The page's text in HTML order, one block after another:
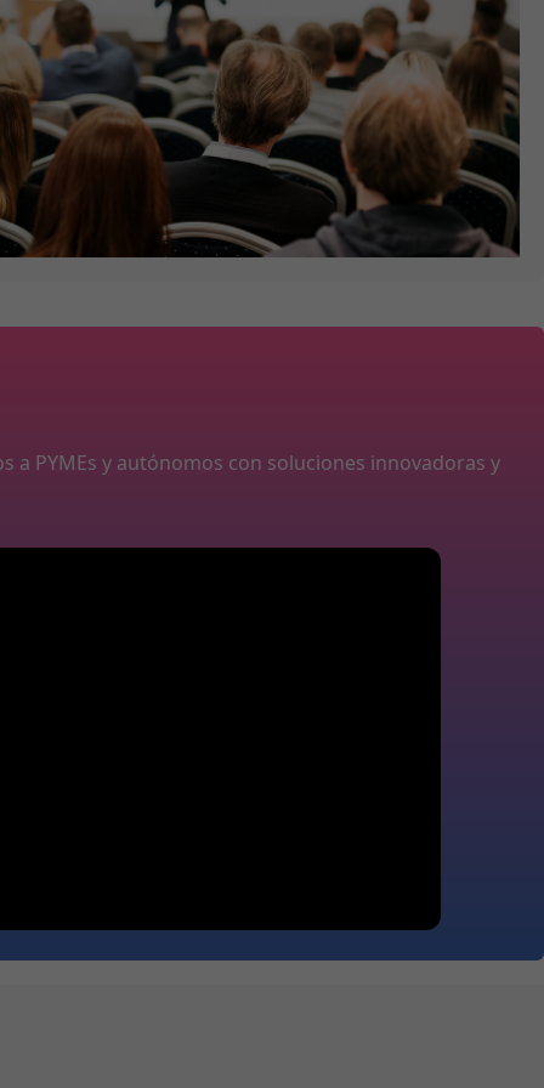
a PYMEs y autónomos con soluciones innovadoras y